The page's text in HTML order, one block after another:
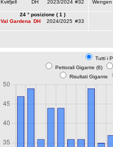
Kvitfjell
DH 2023/2024 #32
Wengen
24 ° posizione ( 1 )
Val Gardena DH 2024/2025 #33
Tutti i
Pettorali Gigante (6)
Risultati Gigante